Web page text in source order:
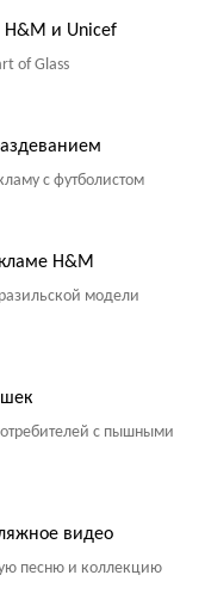
и Unicef
of Glass
с футболистом
H&M
модели
с пышными
видео
песню и коллекцию